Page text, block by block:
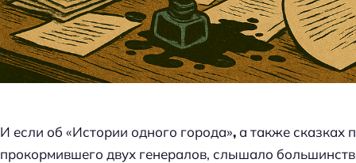
И если об «Истории одного города», а также сказках
прокормившего двух генералов, слышало